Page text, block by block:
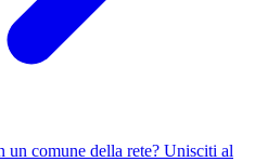
un comune della rete? Unisciti al